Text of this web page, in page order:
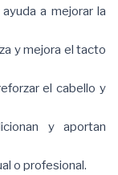
a mejorar la
y mejora el tacto
el cabello y
y aportan
o profesional.